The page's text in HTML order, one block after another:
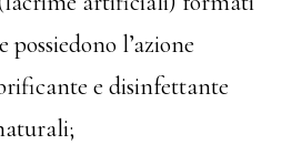
possiedono l’azione
e disinfettante